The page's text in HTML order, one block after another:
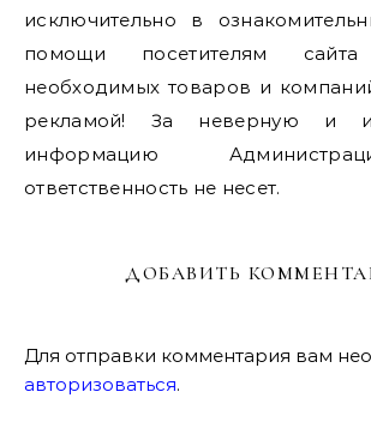
исключительно в
помощи посетителям
необходимых товаров и
рекламой! За неверную и
информацию
ответственность не несет.
ДОБАВИТЬ
Для отправки комментария вам
авторизоваться.